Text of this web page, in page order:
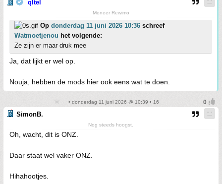
qltel
Meneer Rewimo
Op donderdag 11 juni 2026 10:36 schreef
Watmoetjenou het volgende:
Ze zijn er maar druk mee
Ja, dat lijkt er wel op.
Nouja, hebben de mods hier ook eens wat te doen.
• donderdag 11 juni 2026 @ 10:39 • 16
SimonB.
Nog steeds hoogst.
Oh, wacht, dit is ONZ.
Daar staat wel vaker ONZ.
Hihahootjes.